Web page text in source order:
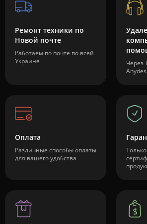
Ремонт техники по
Новой почте
Работаем по почте по всей
Украине
Через
Оплата
Различные способы оплаты
для вашего удобства